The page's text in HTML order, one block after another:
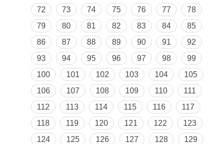
72
73 74 75 76 77
78
79
80 81 82 83 84
85
86
87 88 89 90 91
92
93
94 95 96 97 98
99
100
101 102 103 104
105
106
107 108 109 110
111
112
113 114 115 116
117
118
119 120 121 122
123
124
125 126 127 128 129